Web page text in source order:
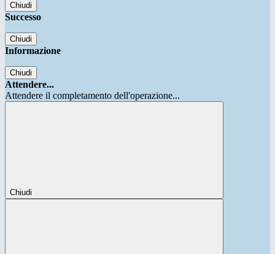
Chiudi
Successo
Chiudi
Informazione
Chiudi
Attendere...
Attendere il completamento dell'operazione...
Chiudi